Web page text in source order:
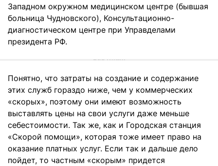
Западном окружном медицинском центре (бывшая
больница Чудновского), Консультационно-
диагностическом центре при Управделами
президента РФ.
Понятно, что затраты на создание и содержание
этих служб гораздо ниже, чем у коммерческих
«скорых», поэтому они имеют возможность
выставлять цены на свои услуги даже меньше
себестоимости. Так же, как и Городская станция
«Скорой помощи», которая тоже имеет право на
оказание платных услуг. Если так и дальше дело
пойдет, то частным «скорым» придется